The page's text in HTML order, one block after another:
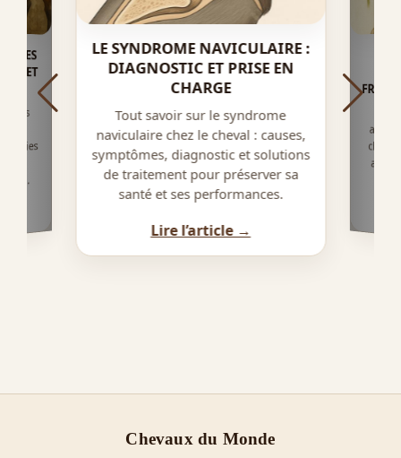
DES
ET
les
LE SYNDROME NAVICULAIRE :
DIAGNOSTIC ET PRISE EN
CHARGE
Tout savoir sur le syndrome
naviculaire chez le cheval : causes,
symptômes, diagnostic et solutions
de traitement pour préserver sa
santé et ses performances.
Lire l’article →
Chevaux du Monde